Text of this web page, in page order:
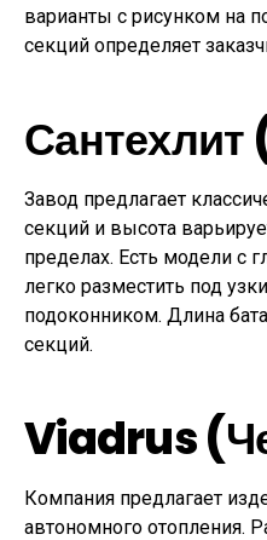
варианты с рисунком на
секций определяет
Сантехлит
Завод предлагает
секций и высота
пределах. Есть модели с
легко разместить под
подоконником. Длина
секций.
Viadrus
Компания предлагает
автономного отопления.